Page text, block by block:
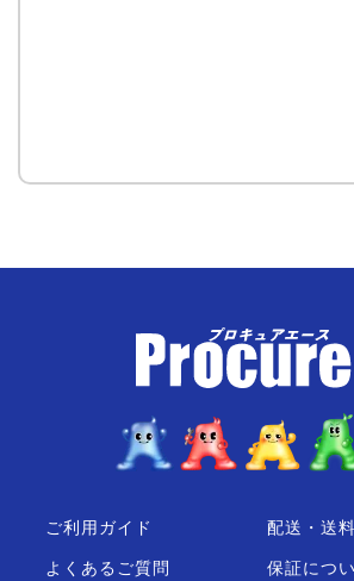
ご利用ガイド
よくあるご質問
配送・送
保証につ